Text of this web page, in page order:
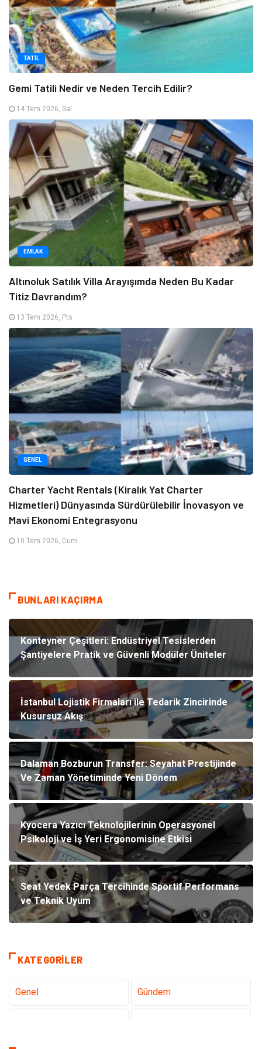
TATIL
Gemi Tatili Nedir ve Neden Tercih Edilir?
14 Tem 2026, Sal
EMLAK
Altınoluk Satılık Villa Arayışımda Neden Bu Kadar
Titiz Davrandım?
13 Tem 2026, Pts
GENEL
Charter Yacht Rentals (Kiralık Yat Charter
Hizmetleri) Dünyasında Sürdürülebilir İnovasyon ve
Mavi Ekonomi Entegrasyonu
10 Tem 2026, Cum
BUNLARI KAÇIRMA
Konteyner Çeşitleri: Endüstriyel Tesislerden
Şantiyelere Pratik ve Güvenli Modüler Üniteler
İstanbul Lojistik Firmaları ile Tedarik Zincirinde
Kusursuz Akış
Dalaman Bozburun Transfer: Seyahat Prestijinde
Ve Zaman Yönetiminde Yeni Dönem
Kyocera Yazıcı Teknolojilerinin Operasyonel
Psikoloji ve İş Yeri Ergonomisine Etkisi
Seat Yedek Parça Tercihinde Sportif Performans
ve Teknik Uyum
KATEGORILER
Genel Gündem